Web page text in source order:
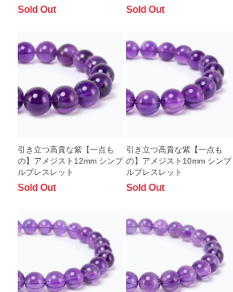
レスレット
Sold Out
レスレット
Sold Out
引き立つ高貴な紫【一点も
の】アメジスト12mm シンプ
ルブレスレット
Sold Out
引き立つ高貴な紫【一点も
の】アメジスト10mm シンプ
ルブレスレット
Sold Out